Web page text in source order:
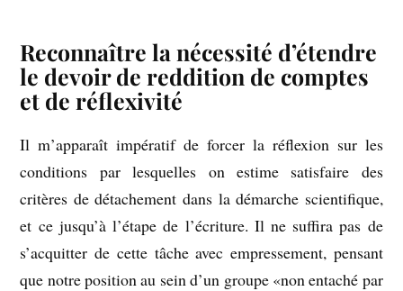
Reconnaître la nécessité d’étendre
le devoir de reddition de comptes
et de réflexivité
Il m’apparaît impératif de forcer la réflexion sur les
conditions par lesquelles on estime satisfaire des
critères de détachement dans la démarche scientifique,
et ce jusqu’à l’étape de l’écriture. Il ne suffira pas de
s’acquitter de cette tâche avec empressement, pensant
que notre position au sein d’un groupe «non entaché par